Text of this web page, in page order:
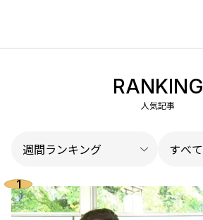
RANKING
人気記事